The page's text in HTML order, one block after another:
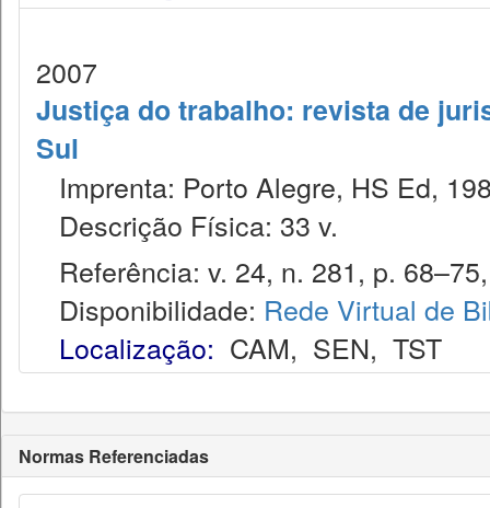
2007
Justiça do trabalho: revista de
Sul
Imprenta: Porto Alegre, HS Ed,
Descrição Física: 33 v.
Referência: v. 24, n. 281, p.
Disponibilidade: Rede Virtual de
Localização: CAM, SEN, TST
Normas Referenciadas